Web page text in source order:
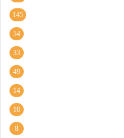
145
54
33
49
14
10
8